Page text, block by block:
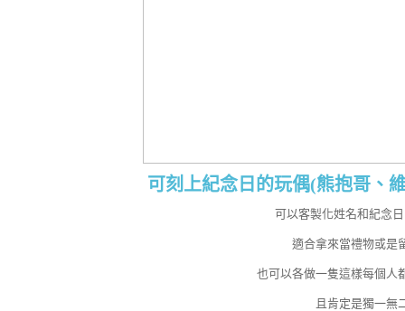
可刻上紀念日的玩偶(熊抱哥、
可以客製化姓名和紀念
適合拿來當禮物或是
也可以各做一隻這樣每個人
且肯定是獨一無